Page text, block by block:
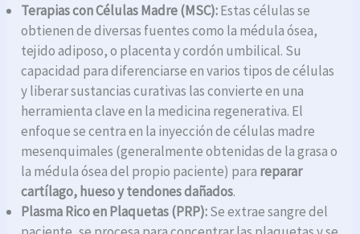
Terapias con Células Madre (MSC):Estas células se
obtienen de diversas fuentes como la médula ósea,
tejido adiposo, o placenta y cordón umbilical. Su
capacidad para diferenciarse en varios tipos de células
y liberar sustancias curativas las convierte en una
herramienta clave en la medicina regenerativa. El
enfoque se centra en la inyección de células madre
mesenquimales (generalmente obtenidas de la grasa o
la médula ósea del propio paciente) para reparar
cartílago, hueso y tendones dañados.
Plasma Rico en Plaquetas (PRP):Se extrae sangre del